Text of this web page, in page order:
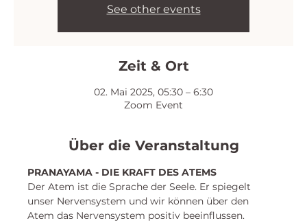
See other events
Zeit & Ort
02. Mai 2025, 05:30 – 6:30
Zoom Event
Über die Veranstaltung
PRANAYAMA - DIE KRAFT DES ATEMS
Der Atem ist die Sprache der Seele. Er spiegelt
unser Nervensystem und wir können über den
Atem das Nervensystem positiv beeinflussen.